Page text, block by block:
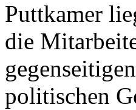
Puttkamer
die
politischen